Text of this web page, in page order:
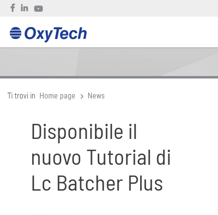
Ti trovi in Home page News
Disponibile il
nuovo Tutorial di
Lc Batcher Plus